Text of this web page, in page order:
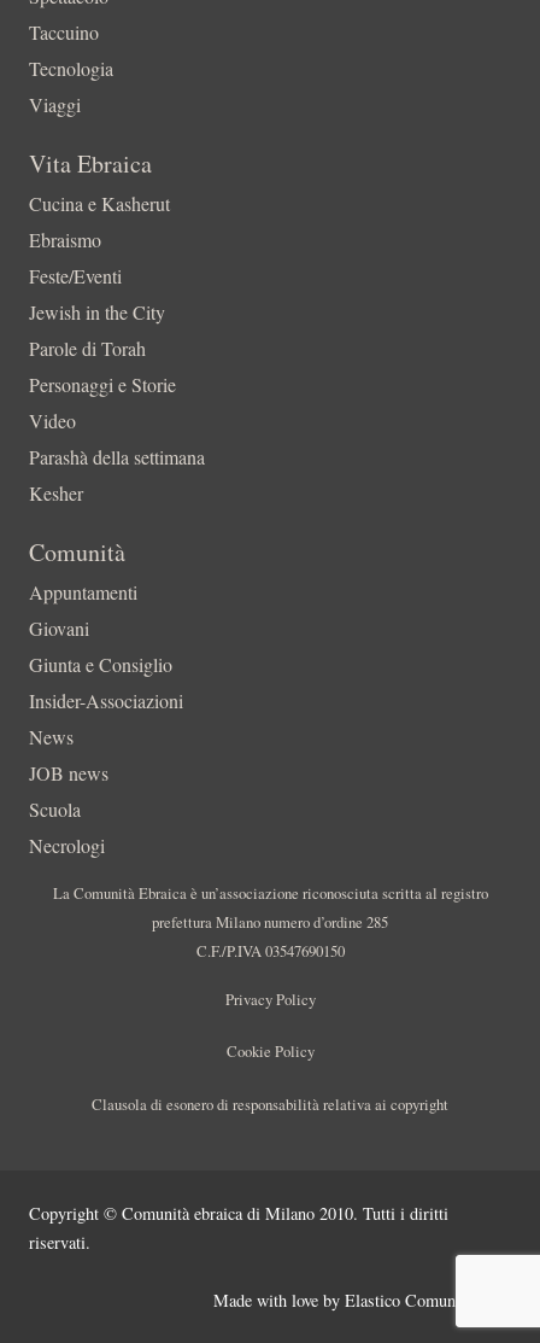
Taccuino
Tecnologia
Viaggi
Vita Ebraica
Cucina e Kasherut
Ebraismo
Feste/Eventi
Jewish in the City
Parole di Torah
Personaggi e Storie
Video
Parashà della settimana
Kesher
Comunità
Appuntamenti
Giovani
Giunta e Consiglio
Insider-Associazioni
News
JOB news
Scuola
Necrologi
La Comunità Ebraica è un’associazione riconosciuta scritta al registro
prefettura Milano numero d’ordine 285
C.F./P.IVA 03547690150
Privacy Policy
Cookie Policy
Clausola di esonero di responsabilità relativa ai copyright
Copyright © Comunità ebraica di Milano 2010. Tutti i diritti
riservati.
Made with love by Elastico Comunicazione